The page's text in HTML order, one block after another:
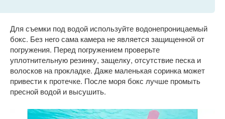
Для съемки под водой используйте водонепроницаемый
бокс. Без него сама камера не является защищенной от
погружения. Перед погружением проверьте
уплотнительную резинку, защелку, отсутствие песка и
волосков на прокладке. Даже маленькая соринка может
привести к протечке. После моря бокс лучше промыть
пресной водой и высушить.